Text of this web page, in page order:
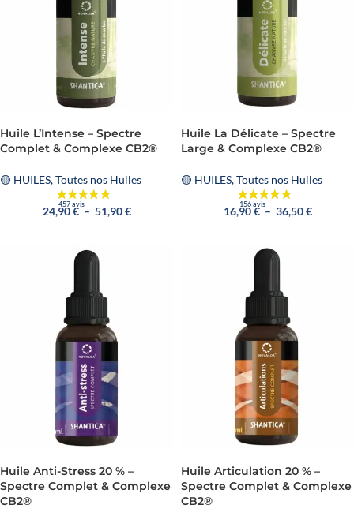
Huile L’Intense – Spectre
Complet & Complexe CB2®
🟡 HUILES,Toutes nos Huiles
24,90€– 51,90€
Huile La Délicate – Spectre
Large & Complexe CB2®
🟡 HUILES,Toutes nos Huiles
16,90€– 36,50€
Huile Anti-Stress 20 % –
Spectre Complet & Complexe
CB2®
Huile Articulation 20 % –
Spectre Complet & Complexe
CB2®